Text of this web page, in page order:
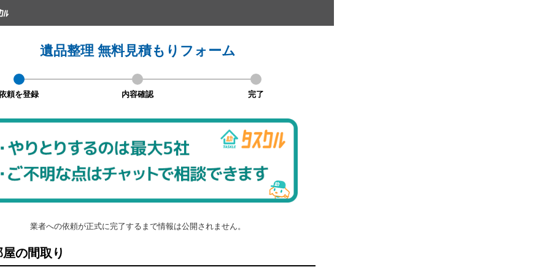
遺品整理 無料見積もりフォーム
頼を登録 内容確認 完了
業者への依頼が正式に完了するまで情報は公開されません。
の間取り